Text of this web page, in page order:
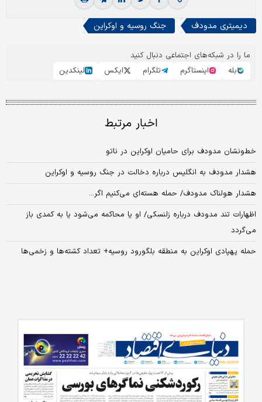
دیمیتری مدودف جنگ روسیه و اوکراین
ما را در شبکه‌های اجتماعی دنبال کنید
بله
اینستاگرم تلگرام ایکس لینکدین
اخبار مرتبط
خط‌ونشان مدودف برای حامیان اوکراین در ناتو
هشدار مدودف به انگلیس درباره دخالت در جنگ روسیه و اوکراین
هشدار هولناک مدودف/ حمله هسته‌ای می‌کنیم اگر...
اظهارات تند مدودف درباره زلنسکی/ او یا محاکمه می‌شود یا به کمدی باز
می‌گردد
حمله پهپادی اوکراین به منطقه بلگورود روسیه+ تعداد کشته‌ها و زخمی‌ها